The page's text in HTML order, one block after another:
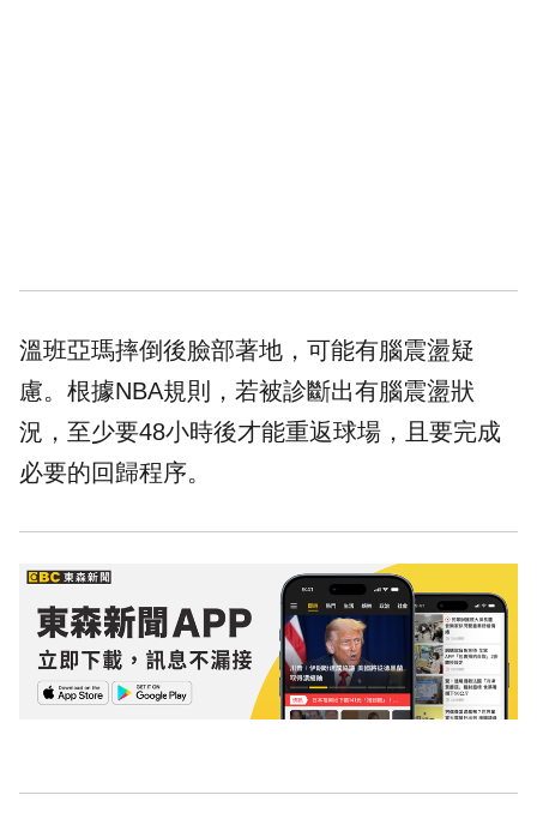
溫班亞瑪摔倒後臉部著地，可能有腦震盪疑
慮。根據NBA規則，若被診斷出有腦震盪狀
況，至少要48小時後才能重返球場，且要完成
必要的回歸程序。